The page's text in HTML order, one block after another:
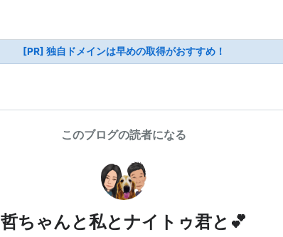
[PR] 独自ドメインは早めの取得がおすすめ！
このブログの読者になる
哲ちゃんと私とナイトゥ君と💕